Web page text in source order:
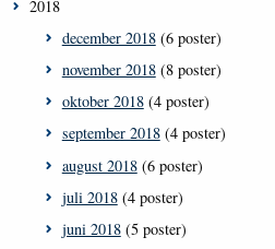
2018
december 2018(6 poster)
november 2018(8 poster)
oktober 2018(4 poster)
september 2018(4 poster)
august 2018(6 poster)
juli 2018(4 poster)
juni 2018(5 poster)